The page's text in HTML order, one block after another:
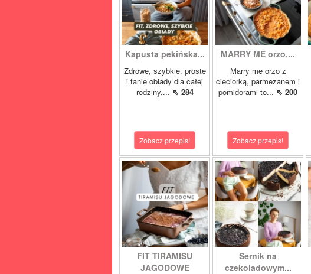
Kapusta pekińska...
Zdrowe, szybkie, proste
i tanie obiady dla całej
rodziny,... ⇖ 284
Zobacz przepis!
MARRY ME orzo,...
Marry me orzo z
cieciorką, parmezanem i
pomidorami to... ⇖ 200
Zobacz przepis!
FIT TIRAMISU
JAGODOWE
Sernik na
czekoladowym...